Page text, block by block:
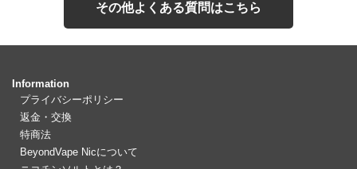
その他よくある質問はこちら
Information
プライバシーポリシー
返金・交換
特商法
BeyondVape Nicについて